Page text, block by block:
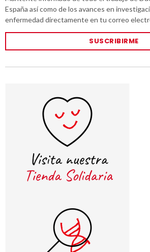
España así como de los avances en
enfermedad directamente en tu correo
SUSCRIBIRME